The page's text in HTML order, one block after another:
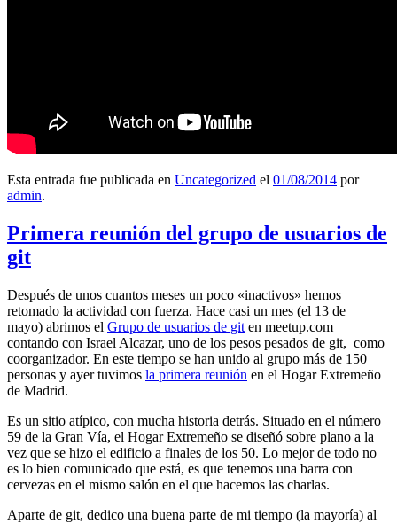
Esta entrada fue publicada en Uncategorized el 01/08/2014 por
admin.
Primera reunión del grupo de usuarios de
git
Después de unos cuantos meses un poco «inactivos» hemos
retomado la actividad con fuerza. Hace casi un mes (el 13 de
mayo) abrimos el Grupo de usuarios de git en meetup.com
contando con Israel Alcazar, uno de los pesos pesados de git, como
coorganizador. En este tiempo se han unido al grupo más de 150
personas y ayer tuvimos la primera reunión en el Hogar Extremeño
de Madrid.
Es un sitio atípico, con mucha historia detrás. Situado en el número
59 de la Gran Vía, el Hogar Extremeño se diseñó sobre plano a la
vez que se hizo el edificio a finales de los 50. Lo mejor de todo no
es lo bien comunicado que está, es que tenemos una barra con
cervezas en el mismo salón en el que hacemos las charlas.
Aparte de git, dedico una buena parte de mi tiempo (la mayoría) al